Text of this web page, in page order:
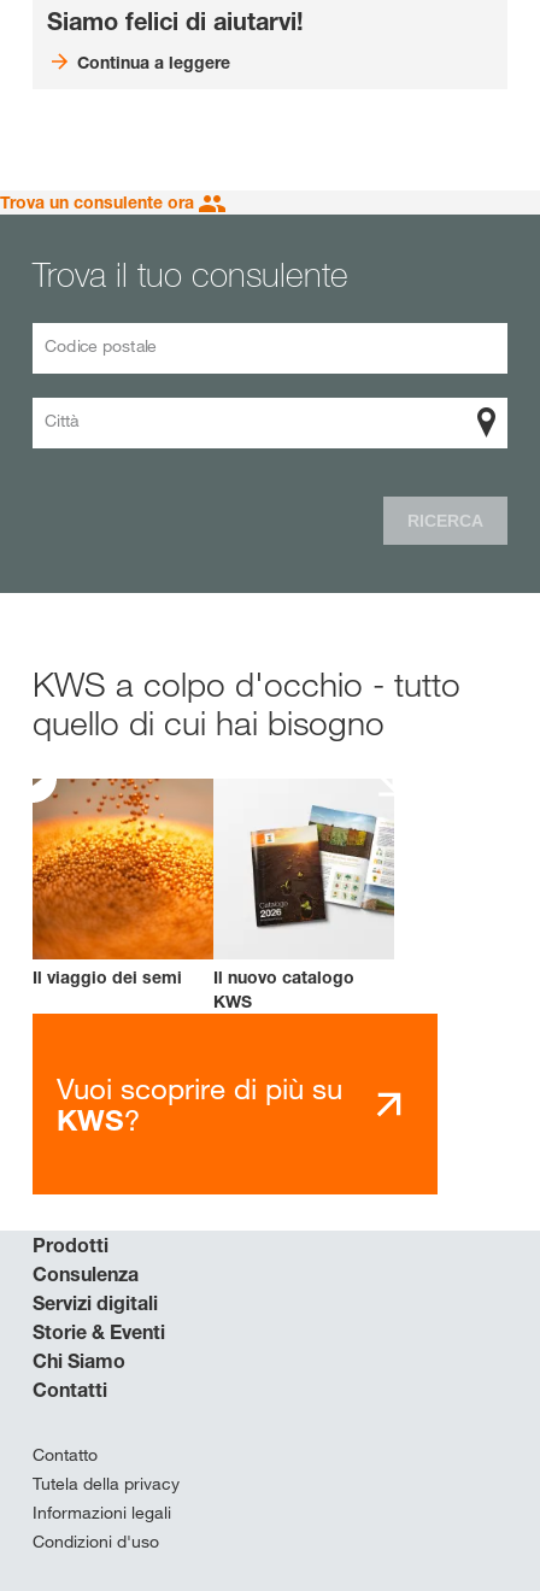
Siamo felici di aiutarvi!
Continua a leggere
Trova un consulente ora
Trova il tuo consulente
Codice postale
Città
RICERCA
KWS a colpo d'occhio - tutto
quello di cui hai bisogno
Il viaggio dei semi
Il nuovo catalogo
KWS
Vuoi scoprire di più su
KWS?
Prodotti
Consulenza
Servizi digitali
Storie & Eventi
Chi Siamo
Contatti
Contatto
Tutela della privacy
Informazioni legali
Condizioni d'uso